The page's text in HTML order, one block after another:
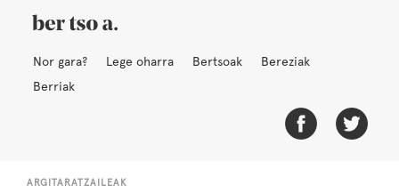
Nor gara? Lege oharra Bertsoak
Bereziak
Berriak
ARGITARATZAILEAK